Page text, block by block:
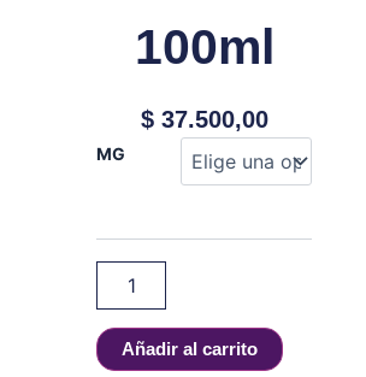
100ml
$37.500,00
MG
Custard
-
Blueberry
Vanilla
100ml
cantidad
Añadir al carrito